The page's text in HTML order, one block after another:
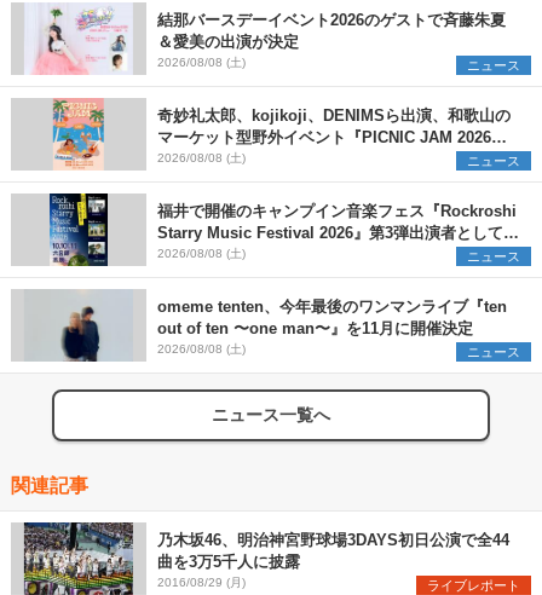
結那バースデーイベント2026のゲストで斉藤朱夏
＆愛美の出演が決定
2026/08/08 (土) ニュース
奇妙礼太郎、kojikoji、DENIMSら出演、和歌山の
マーケット型野外イベント『PICNIC JAM 2026』
早割チケット発売開始
2026/08/08 (土) ニュース
福井で開催のキャンプイン音楽フェス『Rockroshi
Starry Music Festival 2026』第3弾出演者として
SCOOBIE DO、かりゆし58、Reiを発表
2026/08/08 (土) ニュース
omeme tenten、今年最後のワンマンライブ『ten
out of ten 〜one man〜』を11月に開催決定
2026/08/08 (土) ニュース
ニュース一覧へ
関連記事
乃木坂46、明治神宮野球場3DAYS初日公演で全44
曲を3万5千人に披露
2016/08/29 (月) ライブレポート